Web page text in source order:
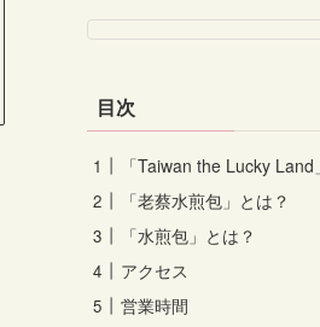
目次
「Taiwan the Lucky
「老蔡水煎包」とは？
「水煎包」とは？
アクセス
営業時間